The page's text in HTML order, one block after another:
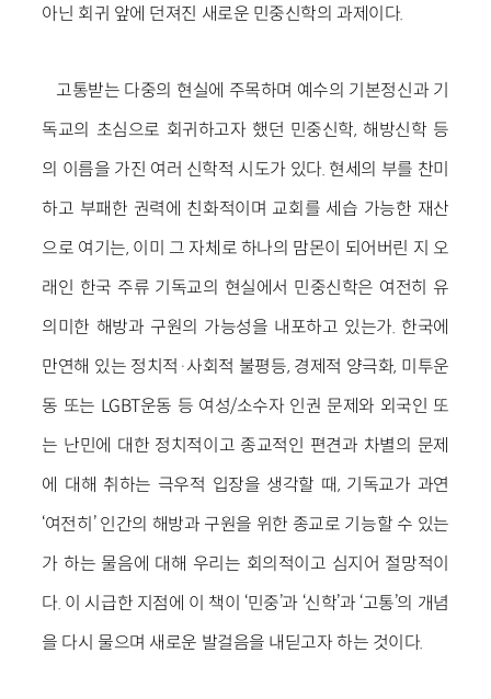
아닌 회귀 앞에 던져진 새로운 민중신학의 과제이다.
고통받는 다중의 현실에 주목하며 예수의 기본정신과 기
독교의 초심으로 회귀하고자 했던 민중신학, 해방신학 등
의 이름을 가진 여러 신학적 시도가 있다. 현세의 부를 찬미
하고 부패한 권력에 친화적이며 교회를 세습 가능한 재산
으로 여기는, 이미 그 자체로 하나의 맘몬이 되어버린 지 오
래인 한국 주류 기독교의 현실에서 민중신학은 여전히 유
의미한 해방과 구원의 가능성을 내포하고 있는가. 한국에
만연해 있는 정치적·사회적 불평등, 경제적 양극화, 미투운
동 또는 LGBT운동 등 여성/소수자 인권 문제와 외국인 또
는 난민에 대한 정치적이고 종교적인 편견과 차별의 문제
에 대해 취하는 극우적 입장을 생각할 때, 기독교가 과연
‘여전히’ 인간의 해방과 구원을 위한 종교로 기능할 수 있는
가 하는 물음에 대해 우리는 회의적이고 심지어 절망적이
다. 이 시급한 지점에 이 책이 ‘민중’과 ‘신학’과 ‘고통’의 개념
을 다시 물으며 새로운 발걸음을 내딛고자 하는 것이다.